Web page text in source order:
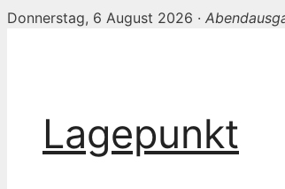
Donnerstag, 6 August 2026 ·
Lagepunkt